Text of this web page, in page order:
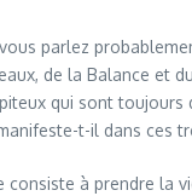
parlez
de la Balance et
qui sont
t-il dans ces
consiste à prendre